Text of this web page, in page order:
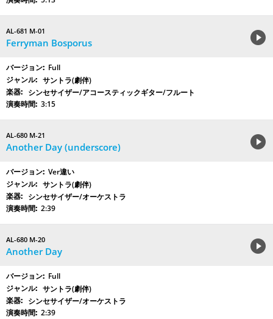
AL-681 M-01
Ferryman Bosporus
Full
サントラ(劇伴)
シンセサイザー/アコースティックギター/フルート
3:15
AL-680 M-21
Another Day (underscore)
Ver違い
サントラ(劇伴)
シンセサイザー/オーケストラ
2:39
AL-680 M-20
Another Day
Full
サントラ(劇伴)
シンセサイザー/オーケストラ
2:39